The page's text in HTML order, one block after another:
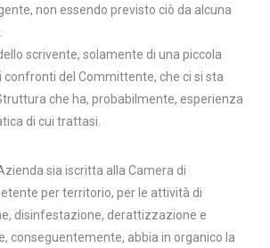
non essendo previsto ciò da alcuna
scrivente, solamente di una piccola
confronti del Committente, che ci si sta
che ha, probabilmente, esperienza
di cui trattasi.
sia iscritta alla Camera di
per territorio, per le attività di
disinfestazione, derattizzazione e
conseguentemente, abbia in organico la